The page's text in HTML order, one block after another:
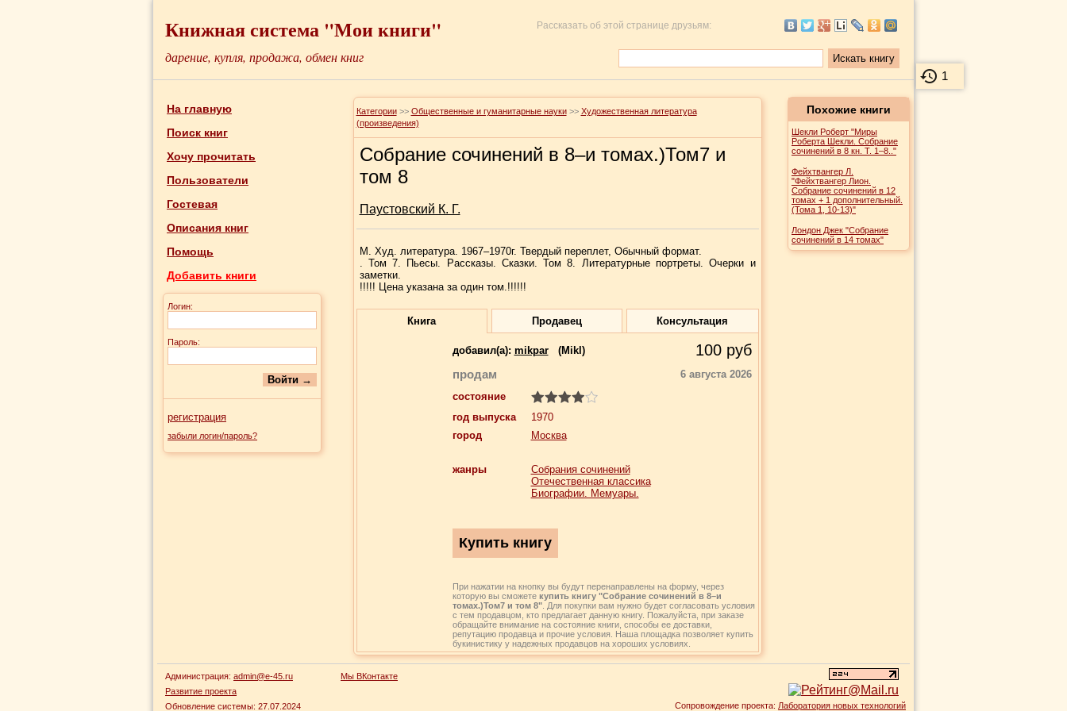
1
Книжная система "Мои книги" Рассказать об этой странице друзьям:
дарение, купля, продажа, обмен книг
На главную
Поиск книг
Хочу прочитать
Пользователи
Гостевая
Описания книг
Помощь
Добавить книги
Логин:
Пароль:
регистрация
забыли логин/пароль?
Категории >> Общественные и гуманитарные науки >> Художественная литература
(произведения)
Собрание сочинений в 8–и томах.)Том7 и
том 8
Паустовский К. Г.
М. Худ. литература. 1967–1970г. Твердый переплет, Обычный формат.
. Том 7. Пьесы. Рассказы. Сказки. Том 8. Литературные портреты. Очерки и
заметки.
!!!!! Цена указана за один том.!!!!!!
Книга Продавец Консультация
добавил(a): mikpar (Mikl) 100 руб
продам
6 августа 2026
состояние
год выпуска
1970
город
Москва
жанры
Собрания сочинений
Отечественная классика
Биографии. Мемуары.
При нажатии на кнопку вы будут перенаправлены на форму, через
которую вы сможете купить книгу "Собрание сочинений в 8–и
томах.)Том7 и том 8". Для покупки вам нужно будет согласовать условия
с тем продавцом, кто предлагает данную книгу. Пожалуйста, при заказе
обращайте внимание на состояние книги, способы ее доставки,
репутацию продавца и прочие условия. Наша площадка позволяет купить
букинистику у надежных продавцов на хороших условиях.
Похожие книги
Шекли Роберт "Миры
Роберта Шекли. Собрание
сочинений в 8 кн. Т. 1–8.."
Фейхтвангер Л.
"Фейхтвангер Лион.
Собрание сочинений в 12
томах + 1 дополнительный.
(Тома 1, 10-13)"
Лондон Джек "Собрание
сочинений в 14 томах"
Администрация: admin@e-45.ru
Развитие проекта
Обновление системы: 27.07.2024
Мы ВКонтакте
Сопровождение проекта: Лаборатория новых технологий